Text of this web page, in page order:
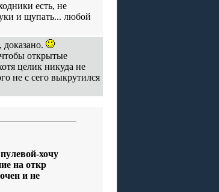
есть, не
и щупать... любой
открытые
целик никуда не
не с сего выкрутился
хочу
на откр
и не